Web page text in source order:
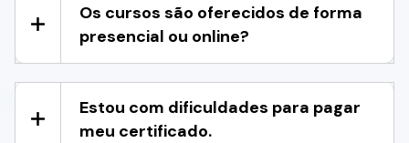
Os cursos são oferecidos de forma
presencial ou online?
Estou com dificuldades para pagar
meu certificado.